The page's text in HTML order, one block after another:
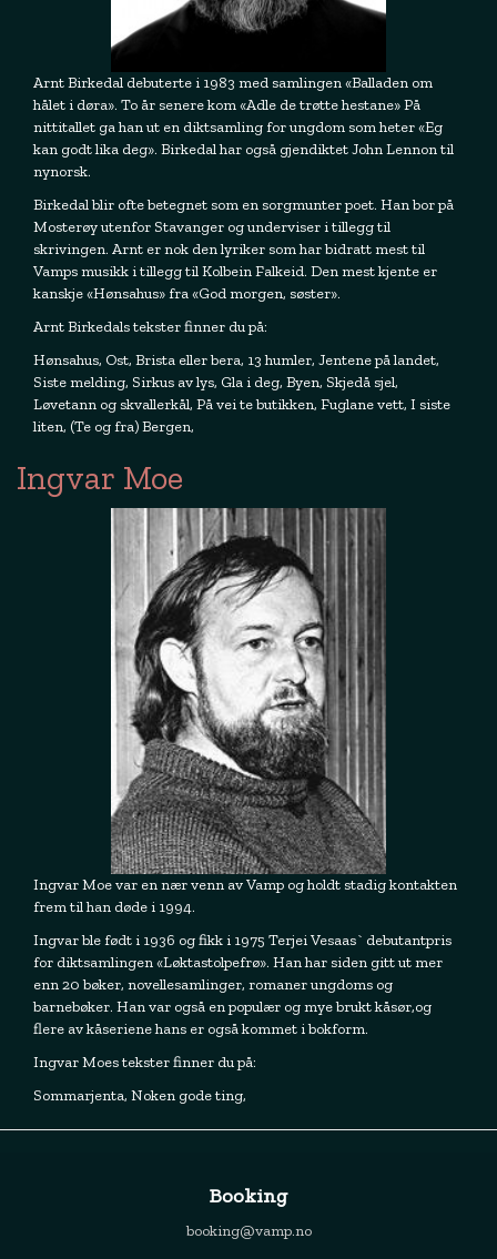
Arnt Birkedal debuterte i 1983 med samlingen «Balladen om
hålet i døra». To år senere kom «Adle de trøtte hestane» På
nittitallet ga han ut en diktsamling for ungdom som heter «Eg
kan godt lika deg». Birkedal har også gjendiktet John Lennon til
nynorsk.
Birkedal blir ofte betegnet som en sorgmunter poet. Han bor på
Mosterøy utenfor Stavanger og underviser i tillegg til
skrivingen. Arnt er nok den lyriker som har bidratt mest til
Vamps musikk i tillegg til Kolbein Falkeid. Den mest kjente er
kanskje «Hønsahus» fra «God morgen, søster».
Arnt Birkedals tekster finner du på:
Hønsahus, Ost, Brista eller bera, 13 humler, Jentene på landet,
Siste melding, Sirkus av lys, Gla i deg, Byen, Skjedå sjel,
Løvetann og skvallerkål, På vei te butikken, Fuglane vett, I siste
liten, (Te og fra) Bergen,
Ingvar Moe
Ingvar Moe var en nær venn av Vamp og holdt stadig kontakten
frem til han døde i 1994.
Ingvar ble født i 1936 og fikk i 1975 Terjei Vesaas` debutantpris
for diktsamlingen «Løktastolpefrø». Han har siden gitt ut mer
enn 20 bøker, novellesamlinger, romaner ungdoms og
barnebøker. Han var også en populær og mye brukt kåsør,og
flere av kåseriene hans er også kommet i bokform.
Ingvar Moes tekster finner du på:
Sommarjenta, Noken gode ting,
Booking
booking@vamp.no